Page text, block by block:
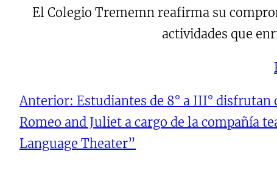
El Colegio Trememn reafirma su
actividades que
Anterior: Estudiantes de 8° a III° disfrutan
Romeo and Juliet a cargo de la compañía
Language Theater”